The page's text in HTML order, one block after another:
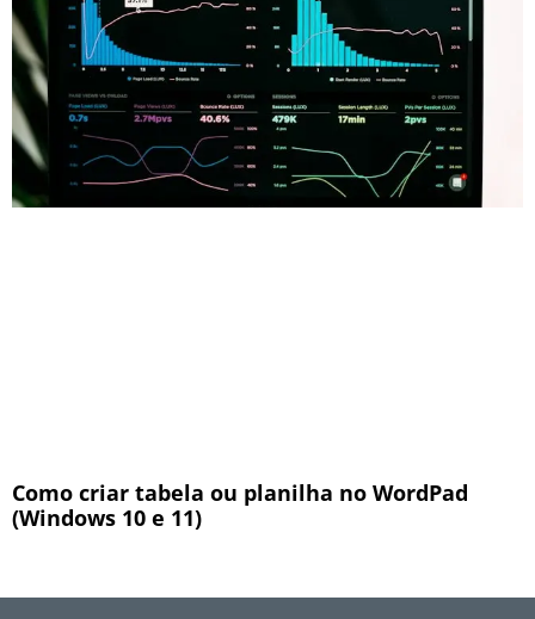
Como criar tabela ou planilha no WordPad
(Windows 10 e 11)